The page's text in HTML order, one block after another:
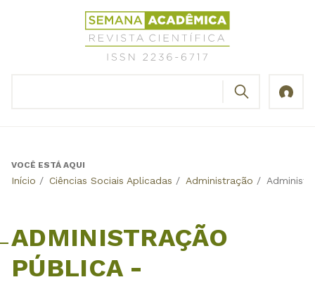
Revista
Científica
Semana
Back
VOCÊ ESTÁ AQUI
Início / Ciências Sociais Aplicadas / Administração /
ADMINISTRAÇÃO
PÚBLICA -